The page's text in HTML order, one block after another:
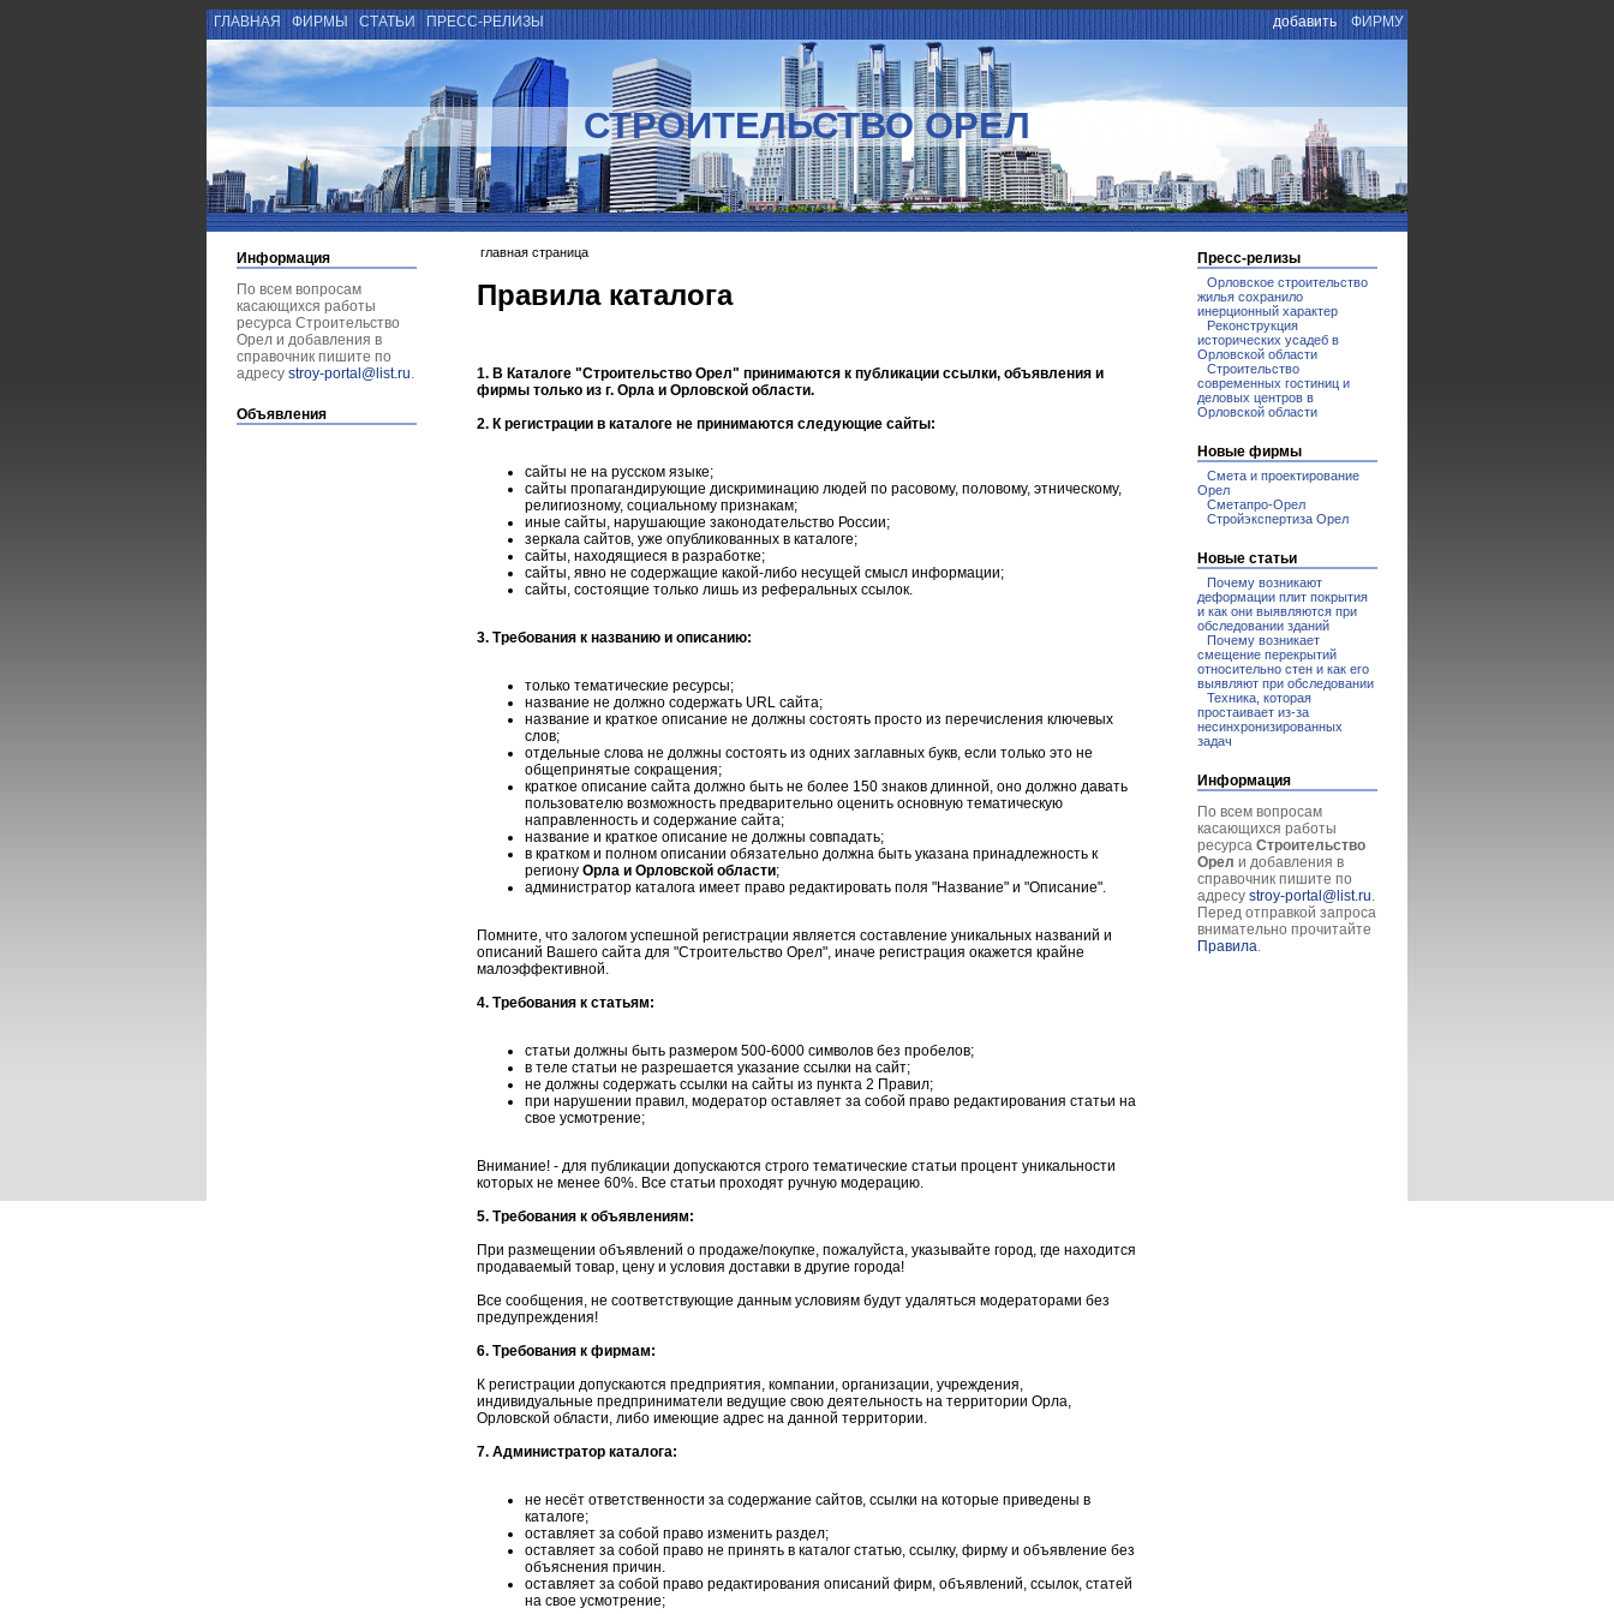
ГЛАВНАЯ ФИРМЫ СТАТЬИ ПРЕСС-РЕЛИЗЫ добавить ФИРМУ
СТРОИТЕЛЬСТВО ОРЕЛ
Информация
По всем вопросам
касающихся работы
ресурса Строительство
Орел и добавления в
справочник пишите по
адресу stroy-portal@list.ru.
Объявления
главная страница
Правила каталога
1. В Каталоге "Строительство Орел" принимаются к публикации ссылки, объявления и
фирмы только из г. Орла и Орловской области.
2. К регистрации в каталоге не принимаются следующие сайты:
сайты не на русском языке;
сайты пропагандирующие дискриминацию людей по расовому, половому, этническому,
религиозному, социальному признакам;
иные сайты, нарушающие законодательство России;
зеркала сайтов, уже опубликованных в каталоге;
сайты, находящиеся в разработке;
сайты, явно не содержащие какой-либо несущей смысл информации;
сайты, состоящие только лишь из реферальных ссылок.
3. Требования к названию и описанию:
только тематические ресурсы;
название не должно содержать URL сайта;
название и краткое описание не должны состоять просто из перечисления ключевых
слов;
отдельные слова не должны состоять из одних заглавных букв, если только это не
общепринятые сокращения;
краткое описание сайта должно быть не более 150 знаков длинной, оно должно давать
пользователю возможность предварительно оценить основную тематическую
направленность и содержание сайта;
название и краткое описание не должны совпадать;
в кратком и полном описании обязательно должна быть указана принадлежность к
региону Орла и Орловской области;
администратор каталога имеет право редактировать поля "Название" и "Описание".
Помните, что залогом успешной регистрации является составление уникальных названий и
описаний Вашего сайта для "Строительство Орел", иначе регистрация окажется крайне
малоэффективной.
4. Требования к статьям:
статьи должны быть размером 500-6000 символов без пробелов;
в теле статьи не разрешается указание ссылки на сайт;
не должны содержать ссылки на сайты из пункта 2 Правил;
при нарушении правил, модератор оставляет за собой право редактирования статьи на
свое усмотрение;
Внимание! - для публикации допускаются строго тематические статьи процент уникальности
которых не менее 60%. Все статьи проходят ручную модерацию.
5. Требования к объявлениям:
При размещении объявлений о продаже/покупке, пожалуйста, указывайте город, где находится
продаваемый товар, цену и условия доставки в другие города!
Все сообщения, не соответствующие данным условиям будут удаляться модераторами без
предупреждения!
6. Требования к фирмам:
К регистрации допускаются предприятия, компании, организации, учреждения,
индивидуальные предприниматели ведущие свою деятельность на территории Орла,
Орловской области, либо имеющие адрес на данной территории.
7. Администратор каталога:
не несёт ответственности за содержание сайтов, ссылки на которые приведены в
каталоге;
оставляет за собой право изменить раздел;
оставляет за собой право не принять в каталог статью, ссылку, фирму и объявление без
объяснения причин.
оставляет за собой право редактирования описаний фирм, объявлений, ссылок, статей
на свое усмотрение;
Пресс-релизы
Орловское строительство
жилья сохранило
инерционный характер
Реконструкция
исторических усадеб в
Орловской области
Строительство
современных гостиниц и
деловых центров в
Орловской области
Новые фирмы
Смета и проектирование
Орел
Сметапро-Орел
Стройэкспертиза Орел
Новые статьи
Почему возникают
деформации плит покрытия
и как они выявляются при
обследовании зданий
Почему возникает
смещение перекрытий
относительно стен и как его
выявляют при обследовании
Техника, которая
простаивает из-за
несинхронизированных
задач
Информация
По всем вопросам
касающихся работы
ресурса Строительство
Орел и добавления в
справочник пишите по
адресу stroy-portal@list.ru.
Перед отправкой запроса
внимательно прочитайте
Правила.